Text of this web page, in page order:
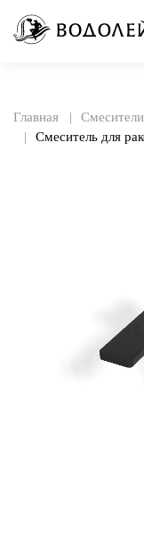
Главная Смесители
Смеситель для